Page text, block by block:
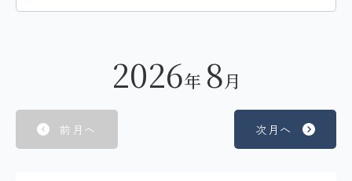
2026年 8月
前月へ 次月へ